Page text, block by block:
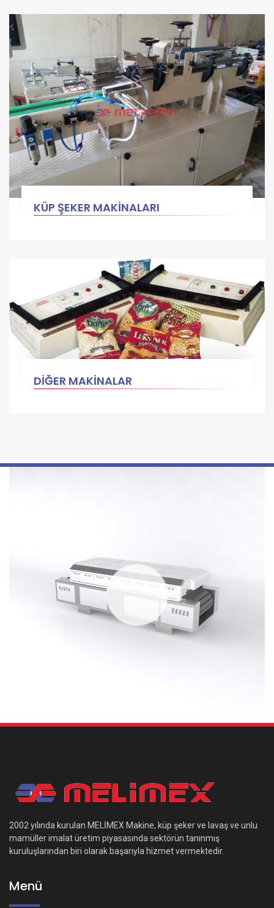
KÜP ŞEKER MAKİNALARI
DİĞER MAKİNALAR
2002 yılında kurulan MELİMEX Makine, küp şeker ve lavaş ve unlu
mamüller imalat üretim piyasasında sektörün tanınmış
kuruluşlarından biri olarak başarıyla hizmet vermektedir.
Menü